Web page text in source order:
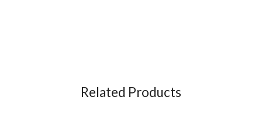
Related Products